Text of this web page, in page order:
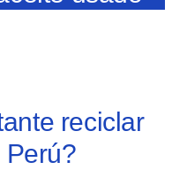
reciclar
Perú?